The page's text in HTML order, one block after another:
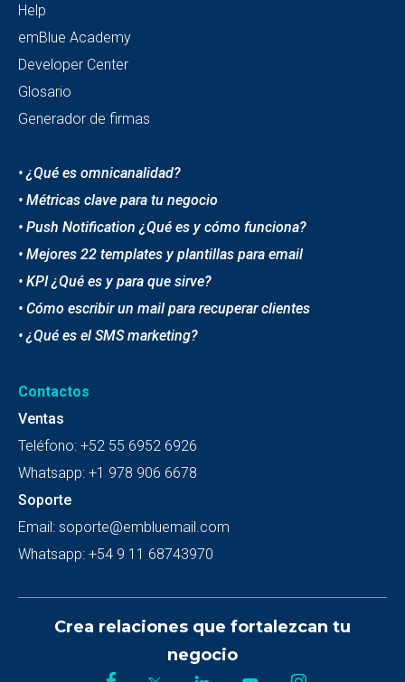
Help
emBlue Academy
Developer Center
Glosario
Generador de firmas
• ¿Qué es omnicanalidad?
• Métricas clave para tu negocio
• Push Notification ¿Qué es y cómo funciona?
• Mejores 22 templates y plantillas para email
• KPI ¿Qué es y para que sirve?
• Cómo escribir un mail para recuperar clientes
• ¿Qué es el SMS marketing?
Contactos
Ventas
Teléfono: +52 55 6952 6926
Whatsapp: +1 978 906 6678
Soporte
Email: soporte@embluemail.com
Whatsapp: +54 9 11 68743970
Crea relaciones que fortalezcan tu
negocio